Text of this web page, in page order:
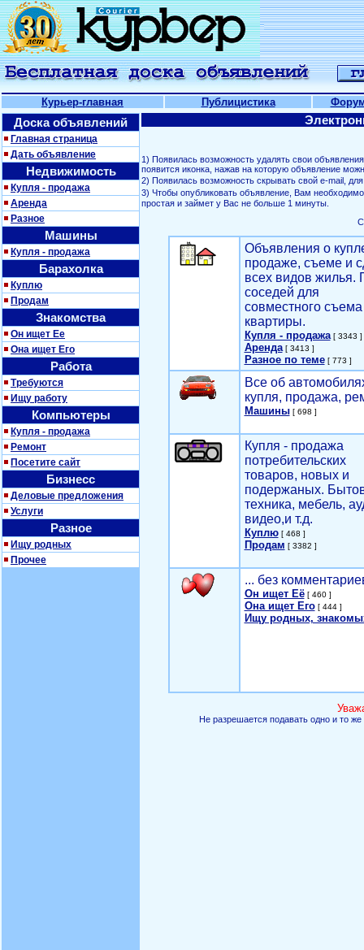
Курьер-главная Публицистика
Доска объявлений
Главная страница
Дать объявление
Недвижимость
Купля - продажа
Аренда
Разное
Машины
Купля - продажа
Барахолка
Куплю
Продам
Знакомства
Он ищет Ее
Она ищет Его
Работа
Требуются
Ищу работу
Компьютеры
Купля - продажа
Ремонт
Посетите сайт
Бизнесс
Деловые предложения
Услуги
Разное
Ищу родных
Прочее
1) Появилась возможность удалять свои
появится иконка, нажав на которую объявление
2) Появилась возможность скрывать свой е-mail,
3) Чтобы опубликовать объявление, Вам
простая и займет у Вас не больше 1 минуты.
Объявления о
продаже, съеме и
всех видов жилья.
соседей для
совместного съема
квартиры.
Купля - продажа[ 3343 ]
Аренда[ 3413 ]
Разное по теме[ 773 ]
Все об
купля, продажа,
Машины[ 698 ]
Купля - продажа
потребительских
товаров, новых и
подержаных.
техника, мебель,
видео,и т.д.
Куплю[ 468 ]
Продам [ 3382 ]
... без
Он ищет Её[ 460 ]
Она ищет Его[ 444 ]
Ищу родных,
Не разрешается подавать одно и то